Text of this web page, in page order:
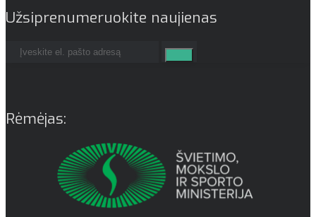
Užsiprenumeruokite naujienas
Rėmėjas: